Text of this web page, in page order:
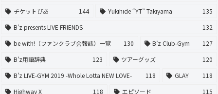
チケットぴあ
144 Yukihide “YT” Takiyama
135
B’z presents LIVE FRIENDS
132
be with!（ファンクラブ会報誌）一覧
130 B’z Club-Gym
127
B'z用語辞典
123 ツアーグッズ
120
B'z LIVE-GYM 2019 -Whole Lotta NEW LOVE-
118 GLAY
118
Highway X
118 エピソード
115